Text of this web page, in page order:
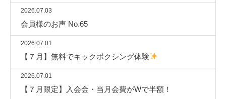
2026.07.03
会員様のお声 No.65
2026.07.01
【７月】無料でキックボクシング体験
2026.07.01
【７月限定】入会金・当月会費がWで半額！